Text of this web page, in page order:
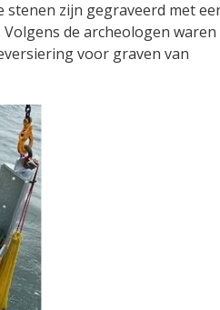
stenen zijn gegraveerd met
de archeologen waren
voor graven van